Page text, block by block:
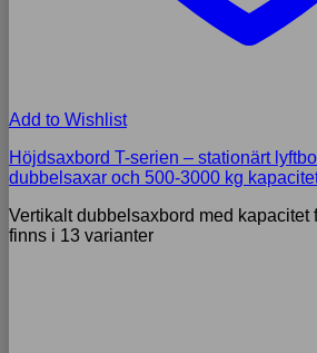
Add to Wishlist
Höjdsaxbord T-serien – stationärt
dubbelsaxar och 500-3000 kg
Vertikalt dubbelsaxbord med kapacitet
finns i 13 varianter